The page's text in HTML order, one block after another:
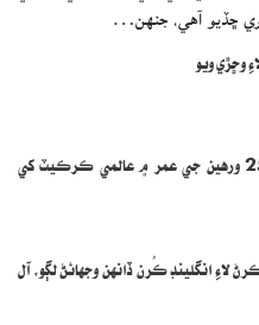
وڇڙي ويو
انگلينڊ جي جان ٽرنر 25 ورهين جي عمر ۾ عالمي ڪرڪيٽ کي
لاءِ انگلينڊ ڪُرن ڏانهن وجهائڻ لڳو، آل